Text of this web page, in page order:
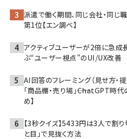
派遣で働く期間、同じ会社・同じ
第1位【エン調べ】
アクティブユーザーが2倍に急成
ぶ“ユーザー視点”のUI/UX改善
AI回答のフレーミング（見せ方・
「商品棚・売り場」――ChatGPT時
め】
【3秒クイズ】5433円は3人で割
と目」で見抜く方法